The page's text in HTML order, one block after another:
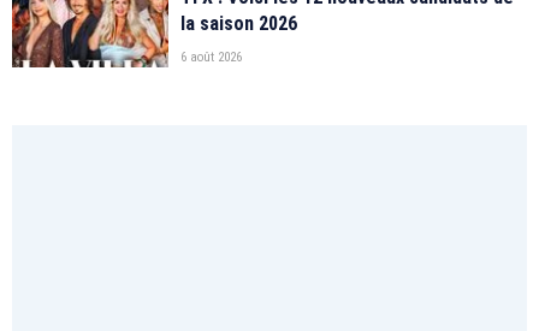
la saison 2026
6 août 2026